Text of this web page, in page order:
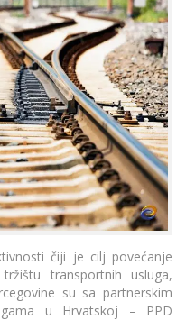
čiji je cilj povećanje
transportnih usluga,
su sa partnerskim
u Hrvatskoj – PPD